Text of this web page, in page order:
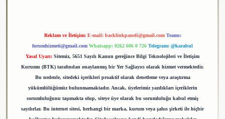
Reklam ve İletişim: E-mail: backlinkpaneli@gmail.com Teams:
forumhizmeti@gmail.com Whatsapp: 0262 606 0 726 Telegram: @karabul
Yasal Uyarı: Sitemiz, 5651 Sayılı Kanun gereğince Bilgi Teknolojileri ve İletişim
Kurumu (BTK) tarafından onaylanmış bir Yer Sağlayıcı olarak hizmet vermektedir.
Bu nedenle, sitedeki içerikleri proaktif olarak denetleme veya araştırma
yükümlülüğümüz bulunmamaktadır. Ancak, üyelerimiz yazdıkları içeriklerin
sorumluluğunu taşımakta olup, siteye üye olarak bu sorumluluğu kabul etmiş
sayılırlar. Bu internet sitesi, herhangi bir marka, kurum veya şahıs şirketi ile hiçbir